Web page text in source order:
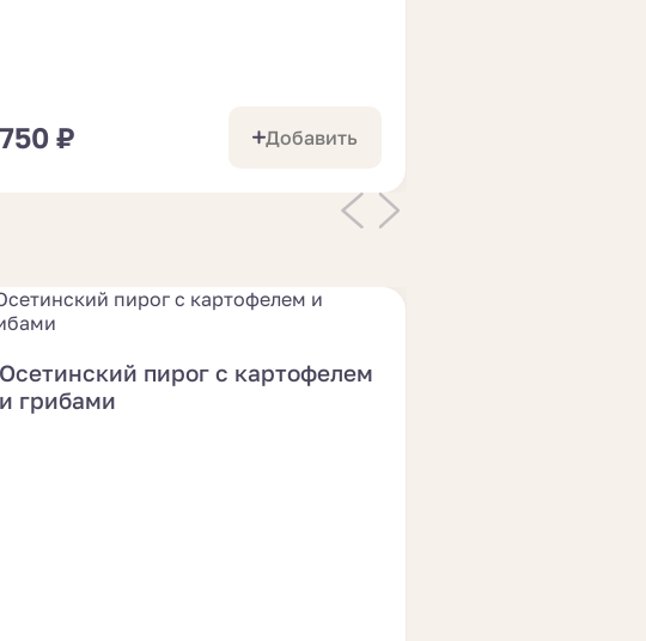
750 ₽ Добавить
Осетинский пирог с картофелем
и грибами